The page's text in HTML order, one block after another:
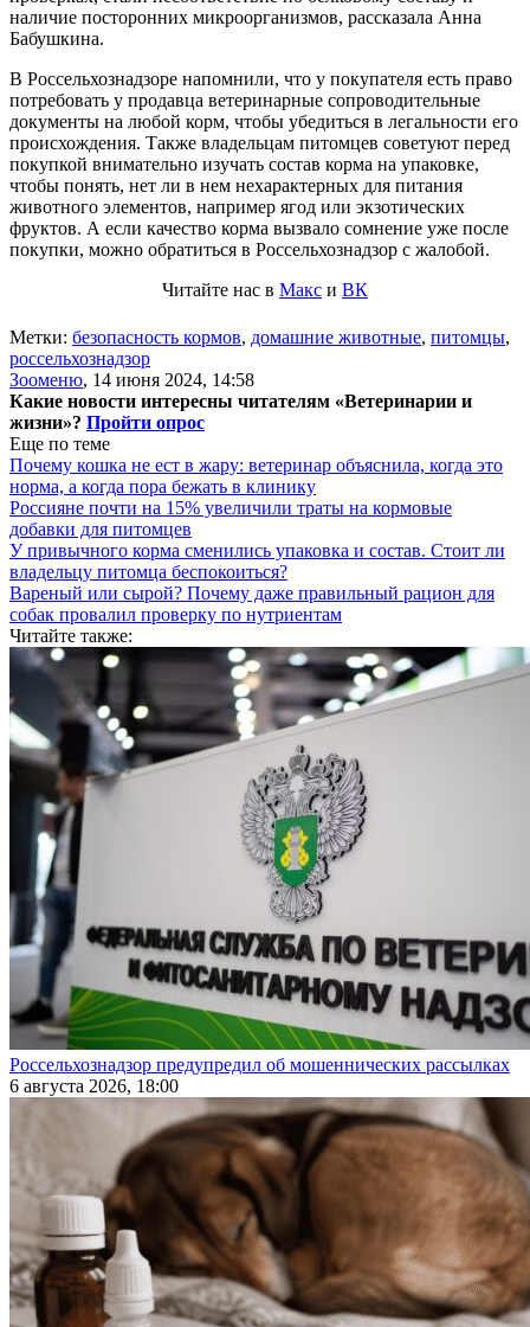
наличие посторонних микроорганизмов, рассказала Анна
Бабушкина.
В Россельхознадзоре напомнили, что у покупателя есть право
потребовать у продавца ветеринарные сопроводительные
документы на любой корм, чтобы убедиться в легальности его
происхождения. Также владельцам питомцев советуют перед
покупкой внимательно изучать состав корма на упаковке,
чтобы понять, нет ли в нем нехарактерных для питания
животного элементов, например ягод или экзотических
фруктов. А если качество корма вызвало сомнение уже после
покупки, можно обратиться в Россельхознадзор с жалобой.
Читайте нас в Макс и ВК
Метки: безопасность кормов, домашние животные, питомцы,
россельхознадзор
Зооменю, 14 июня 2024, 14:58
Какие новости интересны читателям «Ветеринарии и
жизни»? Пройти опрос
Еще по теме
Почему кошка не ест в жару: ветеринар объяснила, когда это
норма, а когда пора бежать в клинику
Россияне почти на 15% увеличили траты на кормовые
добавки для питомцев
У привычного корма сменились упаковка и состав. Стоит ли
владельцу питомца беспокоиться?
Вареный или сырой? Почему даже правильный рацион для
собак провалил проверку по нутриентам
Читайте также:
Россельхознадзор предупредил об мошеннических рассылках
6 августа 2026, 18:00